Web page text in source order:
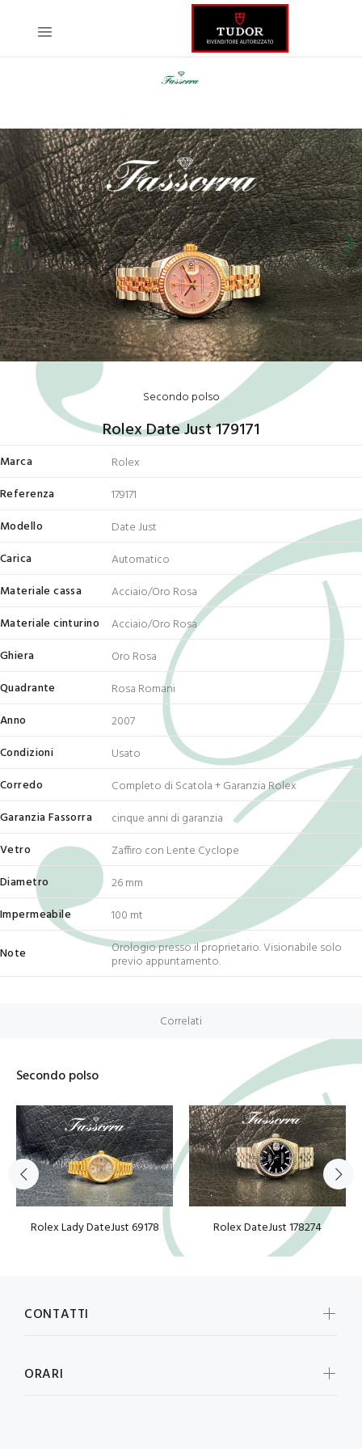
Secondo polso
Rolex Date Just 179171
Marca
Rolex
Referenza
179171
Modello
Date Just
Carica
Automatico
Materiale cassa
Acciaio/Oro Rosa
Materiale cinturino
Acciaio/Oro Rosa
Ghiera
Oro Rosa
Quadrante
Rosa Romani
Anno
2007
Condizioni
Usato
Corredo
Completo di Scatola + Garanzia Rolex
Garanzia Fassorra
cinque anni di garanzia
Vetro
Zaffiro con Lente Cyclope
Diametro
26 mm
Impermeabile
100 mt
Note Orologio presso il proprietario. Visionabile solo
previo appuntamento.
Correlati
Secondo polso
Rolex Lady DateJust 69178 Rolex DateJust 178274
CONTATTI
ORARI